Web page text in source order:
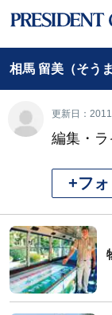
相馬 留美（そう
更新日：
編集・ラ
+フ